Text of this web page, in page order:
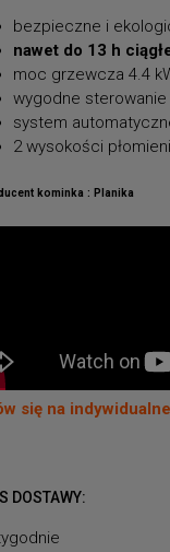
bezpieczne i
nawet do 13 h
moc grzewcza 4.4
wygodne sterowanie
system
2 wysokości
kominka : Planika
się na
DOSTAWY: